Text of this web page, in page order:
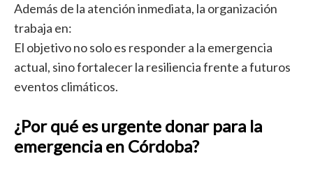
Además de la atención inmediata, la organización
trabaja en:
El objetivo no solo es responder a la emergencia
actual, sino fortalecer la resiliencia frente a futuros
eventos climáticos.
¿Por qué es urgente donar para la
emergencia en Córdoba?